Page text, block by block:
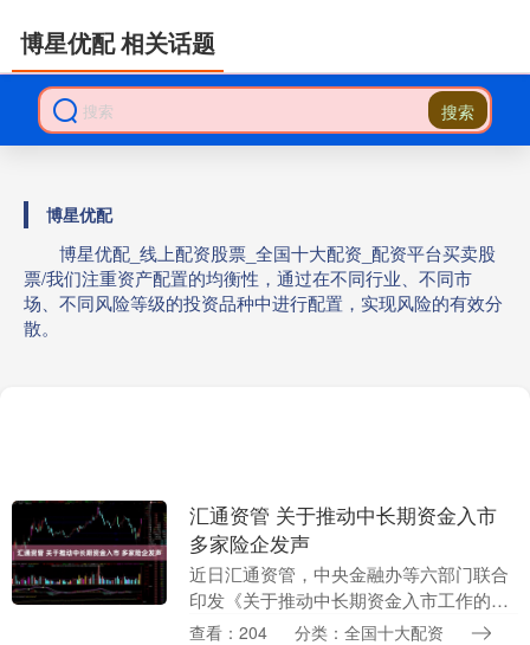
搜索
博星优配
博星优配_线上配资股票_全国十大配资_配资平台买卖股
票/我们注重资产配置的均衡性，通过在不同行业、不同市
场、不同风险等级的投资品种中进行配置，实现风险的有效分
散。
博星优配 相关话题
汇通资管 关于推动中长期资金入市
多家险企发声
近日汇通资管，中央金融办等六部门联合
印发《关于推动中长期资金入市工作的实
施方案》。多家保险公司表示，《方案》
查看：204 分类：全国十大配资